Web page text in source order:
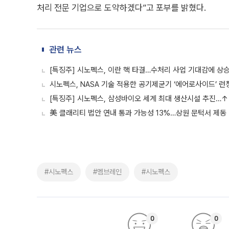
처리 전문 기업으로 도약하겠다”고 포부를 밝혔다.
관련 뉴스
[특징주] 시노펙스, 이란 핵 타결…수처리 사업 기대감에 상
시노펙스, NASA 기술 적용한 공기제균기 ‘에어로사이드’ 런
[특징주] 시노펙스, 삼성바이오 세계 최대 생산시설 추진…↑
美 클래리티 법안 연내 통과 가능성 13%…상원 문턱서 제동
#시노펙스 #멤브레인 #시노펙스
0 0